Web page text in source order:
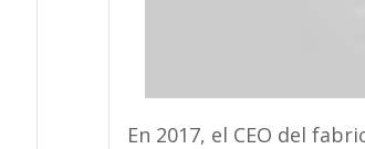
En 2017, el CEO del